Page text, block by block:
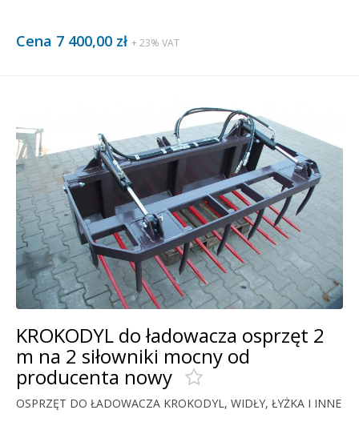
Cena 7 400,00 zł + 23% VAT
KROKODYL do ładowacza osprzęt 2
m na 2 siłowniki mocny od
producenta nowy
OSPRZĘT DO ŁADOWACZA KROKODYL, WIDŁY, ŁYŻKA I INNE